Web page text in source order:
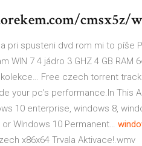
cmsx5z/
pri spusteni dvd rom mi to píše
WIN 7 4 jádro 3 GHZ 4 GB RAM
Free czech torrent
your pc’s performance.In This
10 enterprise, windows 8,
WIndows 10 Permanent…
x86x64 Trvala Aktivace!.wmv